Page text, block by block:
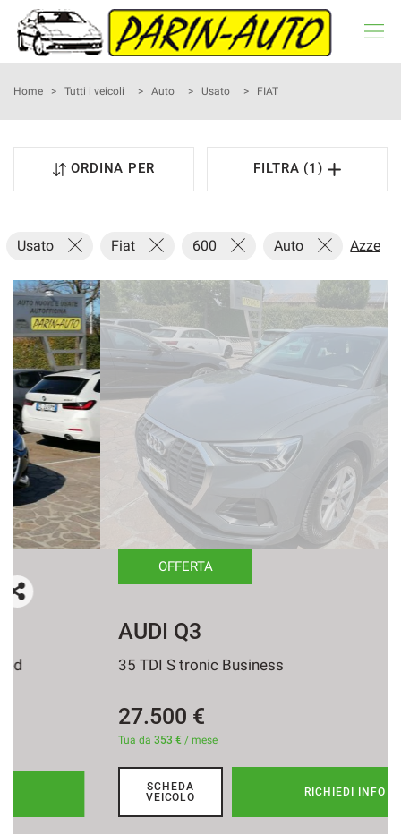
HOME
ACQUISTIAMO USATO
ASSISTENZA
RECENSIONI
CONTATTI
Home > Tutti i veicoli > Auto > Usato > FIAT
ORDINA PER FILTRA (1)
Usato Fiat 600 Auto Azzera
35 TDI S tronic Business
/ mese